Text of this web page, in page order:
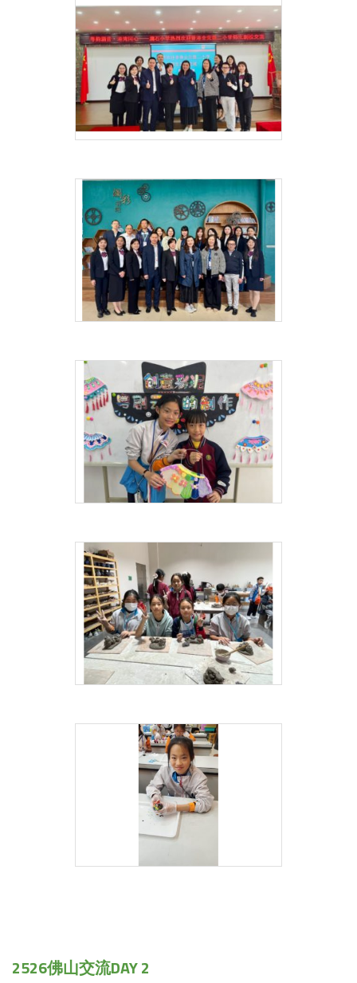
2526佛山交流DAY 2